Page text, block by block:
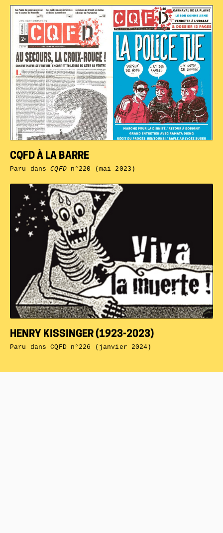
HENRY KISSINGER (1923-2023)
Paru dansCQFD n°226 (janvier 2024)
CQFD À LA BARRE
Paru dansCQFDn°220 (mai 2023)